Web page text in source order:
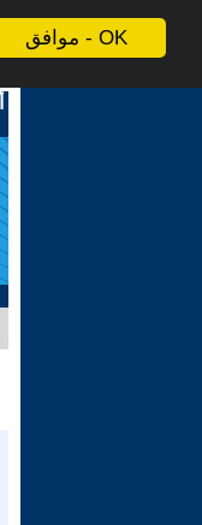
موافق - OK